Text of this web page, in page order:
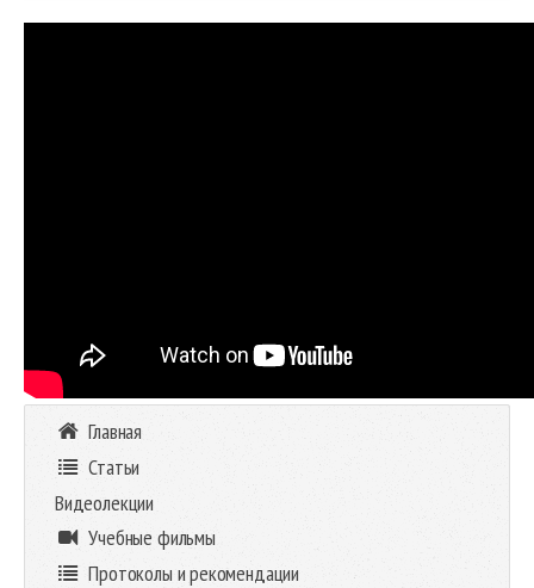
Главная
Статьи
Видеолекции
Учебные фильмы
Протоколы и рекомендации